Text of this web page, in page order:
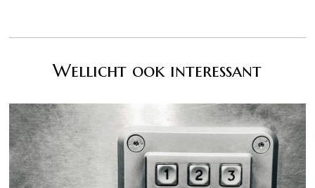
Wellicht ook interessant